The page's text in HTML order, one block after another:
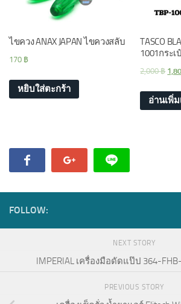
ไขควง ANAX JAPAN ไขควงสลับ
170 ฿
หยิบใส่ตะกร้า
TASCO
1001กระเ
2,000฿
อ่านเพิ่
FOLLOW:
NEXT STORY
IMPERIAL เครื่องมือดัดแป๊ป 364-
PREVIOUS STORY